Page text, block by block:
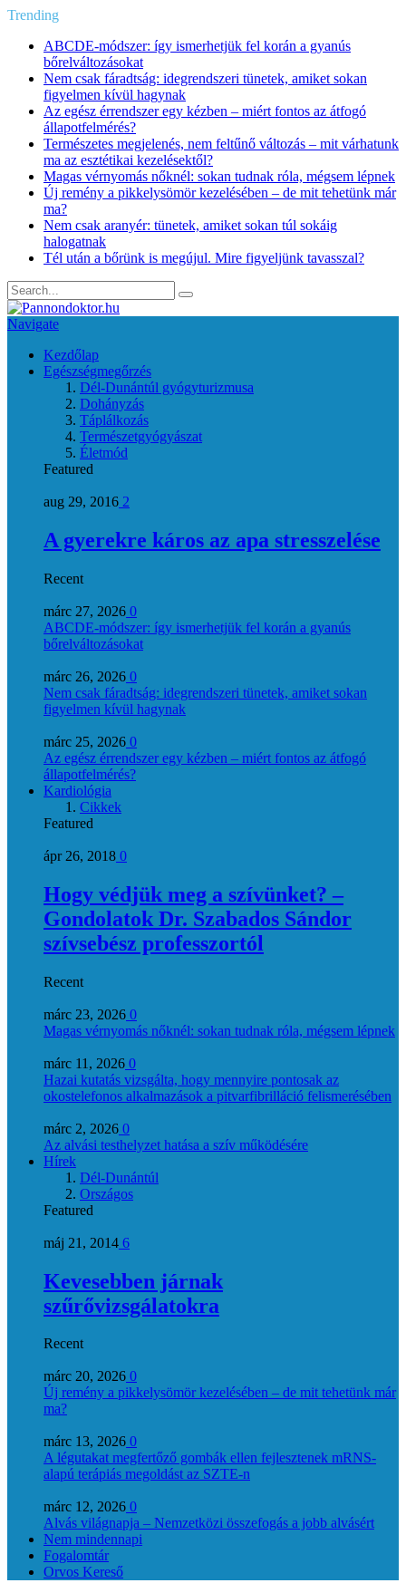
Trending
ABCDE‑módszer: így ismerhetjük fel korán a gyanús
bőrelváltozásokat
Nem csak fáradtság: idegrendszeri tünetek, amiket sokan
figyelmen kívül hagynak
Az egész érrendszer egy kézben – miért fontos az átfogó
állapotfelmérés?
Természetes megjelenés, nem feltűnő változás – mit várhatunk
ma az esztétikai kezelésektől?
Magas vérnyomás nőknél: sokan tudnak róla, mégsem lépnek
Új remény a pikkelysömör kezelésében – de mit tehetünk már
ma?
Nem csak aranyér: tünetek, amiket sokan túl sokáig
halogatnak
Tél után a bőrünk is megújul. Mire figyeljünk tavasszal?
Navigate
Kezdőlap
Egészségmegőrzés
Dél-Dunántúl gyógyturizmusa
Dohányzás
Táplálkozás
Természetgyógyászat
Életmód
Featured
aug 29, 2016 2
A gyerekre káros az apa stresszelése
Recent
márc 27, 2026 0
ABCDE‑módszer: így ismerhetjük fel korán a gyanús
bőrelváltozásokat
márc 26, 2026 0
Nem csak fáradtság: idegrendszeri tünetek, amiket sokan
figyelmen kívül hagynak
márc 25, 2026 0
Az egész érrendszer egy kézben – miért fontos az átfogó
állapotfelmérés?
Kardiológia
Cikkek
Featured
ápr 26, 2018 0
Hogy védjük meg a szívünket? –
Gondolatok Dr. Szabados Sándor
szívsebész professzortól
Recent
márc 23, 2026 0
Magas vérnyomás nőknél: sokan tudnak róla, mégsem lépnek
márc 11, 2026 0
Hazai kutatás vizsgálta, hogy mennyire pontosak az
okostelefonos alkalmazások a pitvarfibrilláció felismerésében
márc 2, 2026 0
Az alvási testhelyzet hatása a szív működésére
Hírek
Dél-Dunántúl
Országos
Featured
máj 21, 2014 6
Kevesebben járnak
szűrővizsgálatokra
Recent
márc 20, 2026 0
Új remény a pikkelysömör kezelésében – de mit tehetünk már
ma?
márc 13, 2026 0
A légutakat megfertőző gombák ellen fejlesztenek mRNS-
alapú terápiás megoldást az SZTE-n
márc 12, 2026 0
Alvás világnapja – Nemzetközi összefogás a jobb alvásért
Nem mindennapi
Fogalomtár
Orvos Kereső